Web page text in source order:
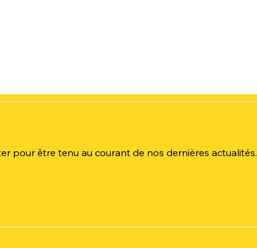
pour être tenu au courant de nos dernières actualités.